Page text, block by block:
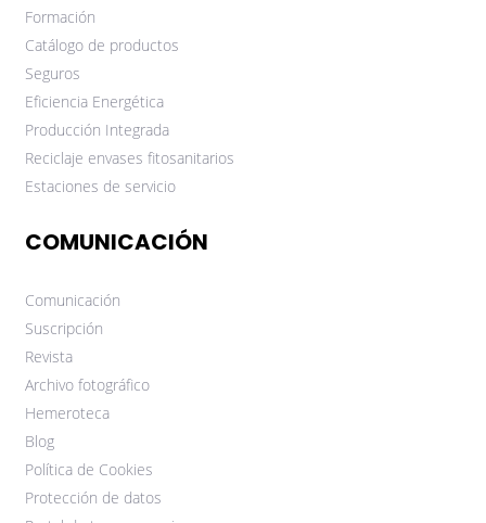
Formación
Catálogo de productos
Seguros
Eficiencia Energética
Producción Integrada
Reciclaje envases fitosanitarios
Estaciones de servicio
COMUNICACIÓN
Comunicación
Suscripción
Revista
Archivo fotográfico
Hemeroteca
Blog
Política de Cookies
Protección de datos